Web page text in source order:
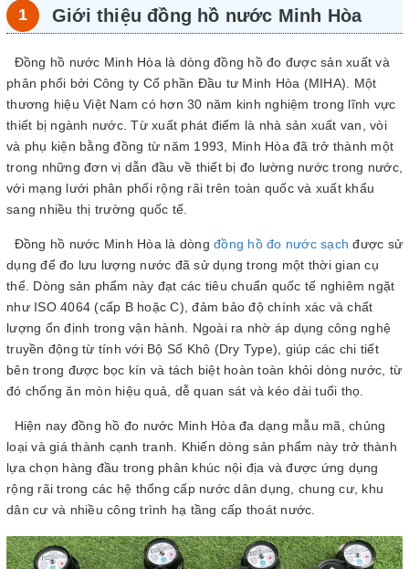
Giới thiệu đồng hồ nước Minh Hòa
Đồng hồ nước Minh Hòa là dòng đồng hồ đo được sản xuất và
phân phối bởi Công ty Cổ phần Đầu tư Minh Hòa (MIHA). Một
thương hiệu Việt Nam có hơn 30 năm kinh nghiệm trong lĩnh vực
thiết bị ngành nước. Từ xuất phát điểm là nhà sản xuất van, vòi
và phụ kiện bằng đồng từ năm 1993, Minh Hòa đã trở thành một
trong những đơn vị dẫn đầu về thiết bị đo lường nước trong nước,
với mạng lưới phân phối rộng rãi trên toàn quốc và xuất khẩu
sang nhiều thị trường quốc tế.
Đồng hồ nước Minh Hòa là dòng đồng hồ đo nước sạch được sử
dụng để đo lưu lượng nước đã sử dụng trong một thời gian cụ
thể. Dòng sản phẩm này đạt các tiêu chuẩn quốc tế nghiêm ngặt
như ISO 4064 (cấp B hoặc C), đảm bảo độ chính xác và chất
lượng ổn định trong vận hành. Ngoài ra nhờ áp dụng công nghệ
truyền động từ tính với Bộ Số Khô (Dry Type), giúp các chi tiết
bên trong được bọc kín và tách biệt hoàn toàn khỏi dòng nước, từ
đó chống ăn mòn hiệu quả, dễ quan sát và kéo dài tuổi thọ.
Hiện nay đồng hồ đo nước Minh Hòa đa dạng mẫu mã, chủng
loại và giá thành cạnh tranh. Khiến dòng sản phẩm này trở thành
lựa chọn hàng đầu trong phân khúc nội địa và được ứng dụng
rộng rãi trong các hệ thống cấp nước dân dụng, chung cư, khu
dân cư và nhiều công trình hạ tầng cấp thoát nước.